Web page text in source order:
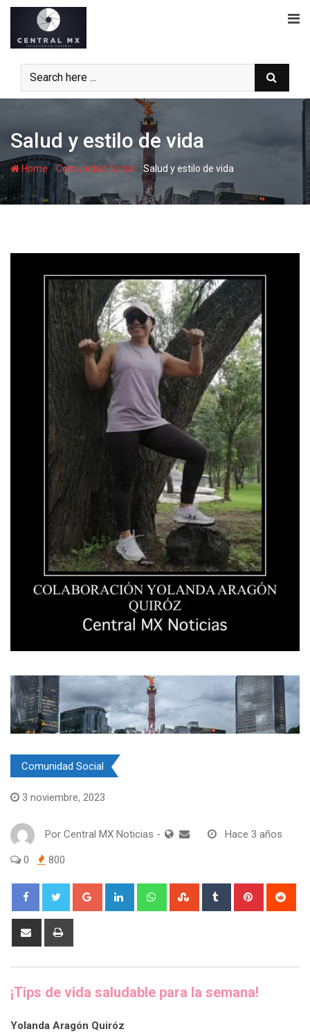
Skip
content
Salud y estilo de vida
Home-Comunidad Social -Salud y estilo de vida
Comunidad Social
3 noviembre, 2023
Por Central MX Noticias - Hace 3 años
0 800
Google+ LinkedIn WhatsappStumbleUpon
Tumblr Pinterest
Share
¡Tips de vida saludable para la semana!
Yolanda Aragón Quiróz